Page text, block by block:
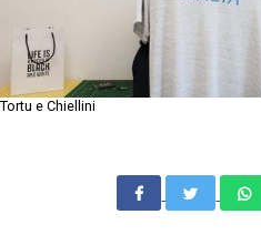
Tortu e Chiellini